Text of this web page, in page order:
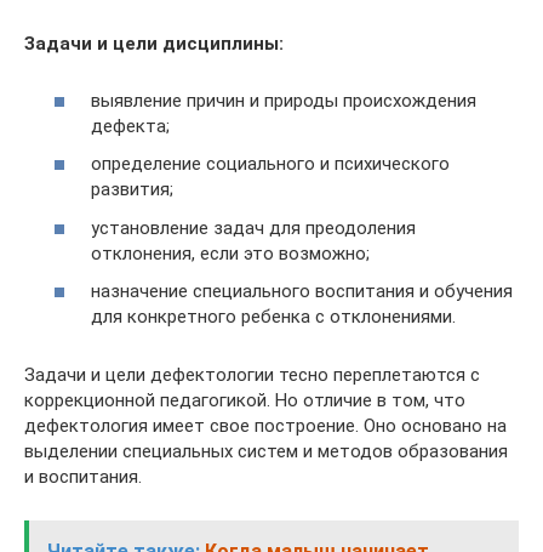
Задачи и цели дисциплины:
выявление причин и природы происхождения
дефекта;
определение социального и психического
развития;
установление задач для преодоления
отклонения, если это возможно;
назначение специального воспитания и обучения
для конкретного ребенка с отклонениями.
Задачи и цели дефектологии тесно переплетаются с
коррекционной педагогикой. Но отличие в том, что
дефектология имеет свое построение. Оно основано на
выделении специальных систем и методов образования
и воспитания.